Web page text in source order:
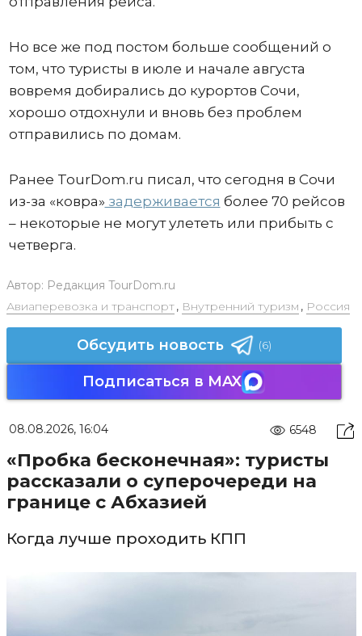
Но все же под постом больше сообщений о
том, что туристы в июле и начале августа
вовремя добирались до курортов Сочи,
хорошо отдохнули и вновь без проблем
отправились по домам.
Ранее TourDom.ru писал, что сегодня в Сочи
из-за «ковра» задерживается более 70 рейсов
– некоторые не могут улететь или прибыть с
четверга.
Автор: Редакция TourDom.ru
Авиаперевозка и транспорт, Внутренний туризм , Россия
Обсудить новость (6)
Подписаться в MAX
08.08.2026, 16:04 6548
«Пробка бесконечная»: туристы
рассказали о суперочереди на
границе с Абхазией
Когда лучше проходить КПП